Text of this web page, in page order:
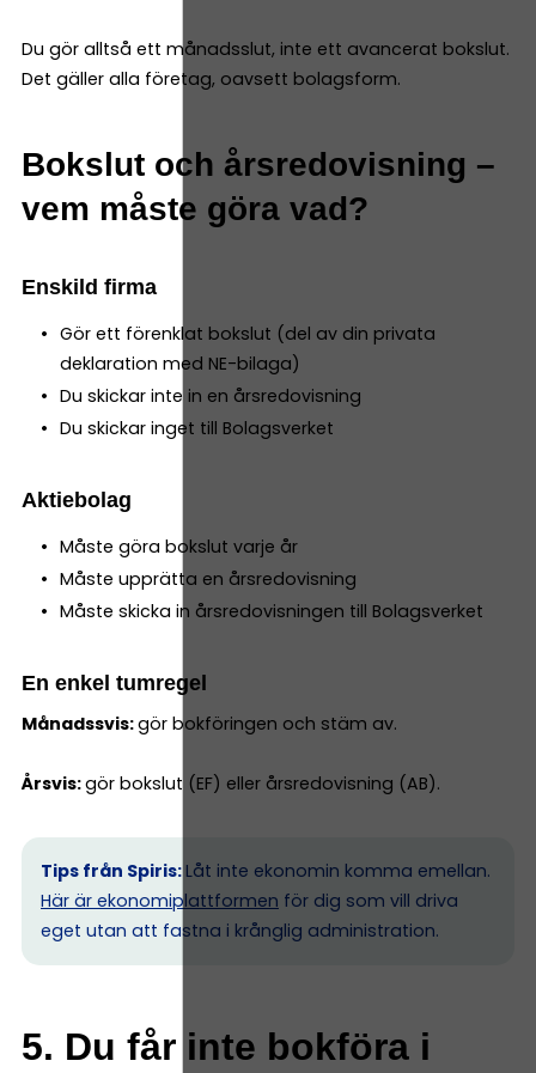
Du gör alltså ett månadsslut, inte ett avancerat bokslut.
Det gäller alla företag, oavsett bolagsform.
Bokslut och årsredovisning –
vem måste göra vad?
Enskild firma
Gör ett förenklat bokslut (del av din privata
deklaration med NE-bilaga)
Du skickar inte in en årsredovisning
Du skickar inget till Bolagsverket
Aktiebolag
Måste göra bokslut varje år
Måste upprätta en årsredovisning
Måste skicka in årsredovisningen till Bolagsverket
En enkel tumregel
Månadssvis:gör bokföringen och stäm av.
Årsvis:gör bokslut (EF) eller årsredovisning (AB).
Tips från Spiris: Låt inte ekonomin komma emellan.
Här är ekonomiplattformen för dig som vill driva
eget utan att fastna i krånglig administration.
5. Du får inte bokföra i